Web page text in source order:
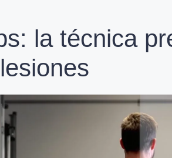
la técnica